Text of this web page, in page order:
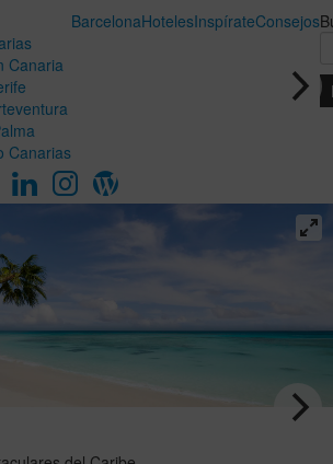
Canaria
Canarias
BarcelonaHotelesInspírateConsejos
Inspírate
miel en
ideal para